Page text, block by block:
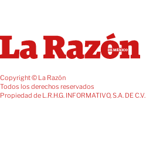
Copyright © La Razón
Todos los derechos reservados
Propiedad de L.R.H.G. INFORMATIVO, S.A. DE C.V.